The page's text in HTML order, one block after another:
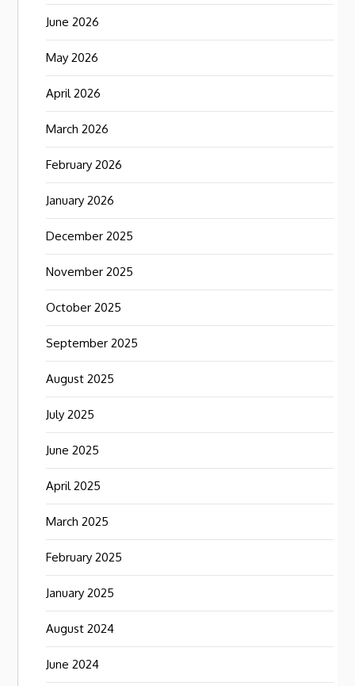
June 2026
May 2026
April 2026
March 2026
February 2026
January 2026
December 2025
November 2025
October 2025
September 2025
August 2025
July 2025
June 2025
April 2025
March 2025
February 2025
January 2025
August 2024
June 2024